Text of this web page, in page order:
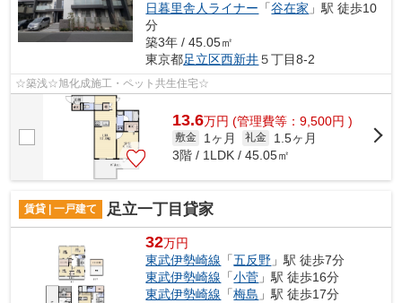
日暮里舎人ライナー 「谷在家 」駅 徒歩10
分
築3年 / 45.05㎡
東京都足立区西新井５丁目8-2
☆築浅☆旭化成施工・ペット共生住宅☆
13.6万円 (管理費等：9,500円 )
敷金 1ヶ月 礼金
1.5ヶ月
3階 / 1LDK / 45.05㎡
賃貸 | 一戸建て 足立一丁目貸家
32万円
東武伊勢崎線 「五反野 」駅 徒歩7分
東武伊勢崎線 「小菅 」駅 徒歩16分
東武伊勢崎線 「梅島 」駅 徒歩17分